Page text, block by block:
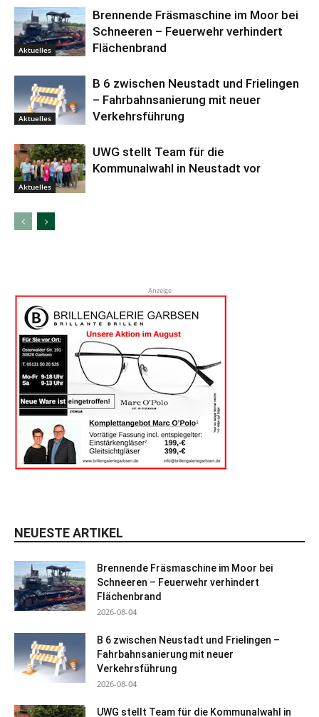
Aktuelles
Brennende Fräsmaschine im Moor bei
Schneeren – Feuerwehr verhindert
Flächenbrand
Aktuelles
B 6 zwischen Neustadt und Frielingen
– Fahrbahnsanierung mit neuer
Verkehrsführung
Aktuelles
UWG stellt Team für die
Kommunalwahl in Neustadt vor
Anzeige
NEUESTE ARTIKEL
Brennende Fräsmaschine im Moor bei
Schneeren – Feuerwehr verhindert
Flächenbrand
2026-08-04
B 6 zwischen Neustadt und Frielingen –
Fahrbahnsanierung mit neuer
Verkehrsführung
2026-08-04
UWG stellt Team für die Kommunalwahl in